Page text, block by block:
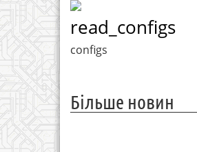
read_configs
configs
Більше новин